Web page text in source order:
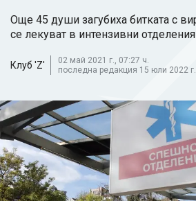
Още 45 души загубиха битката с
се лекуват в интензивни отделения
Клуб 'Z'
02 май 2021 г., 07:27 ч.
последна редакция 15 юли 2022